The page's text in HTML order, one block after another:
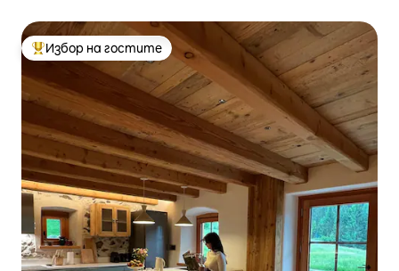
Най-популярен избор на гостите
Избор на гостите